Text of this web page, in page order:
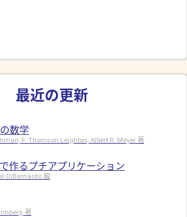
最近の更新
数学
F. Thomson Leighton, Albert R. Meyer 著
作るプチアプリケーション
DiBernardo 編
著